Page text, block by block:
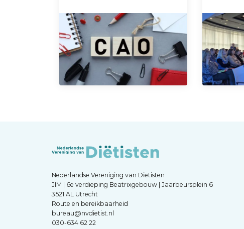
Nederlandse Vereniging van Diëtisten
JIM | 6e verdieping Beatrixgebouw | Jaarbeursplein 6
3521 AL Utrecht
Route en bereikbaarheid
bureau@nvdietist.nl
030-634 62 22